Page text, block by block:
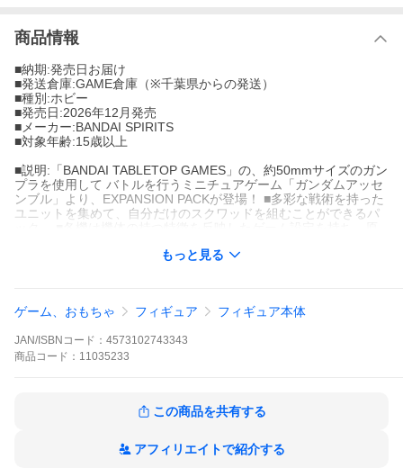
商品情報
■納期:発売日お届け
■発送倉庫:GAME倉庫（※千葉県からの発送）
■種別:ホビー
■発売日:2026年12月発売
■メーカー:BANDAI SPIRITS
■対象年齢:15歳以上
■説明:「BANDAI TABLETOP GAMES」の、約50mmサイズのガン
プラを使用して バトルを行うミニチュアゲーム「ガンダムアッセ
ンブル」より、EXPANSION PACKが登場！ ■多彩な戦術を持った
ユニットを集めて、自分だけのスクワッドを組むことができるパ
おもちゃ ホビー プラモデル プラスチックモデル アニメ キャラ ゲ
ーム キャラクター グッズ キャラプラ ガンプラ GUNDAM 機動戦
もっと見る
ゲーム、おもちゃ フィギュア フィギュア本体
JAN/ISBNコード： 4573102743343
商品 コード： 11035233
この商品を共有する
アフィリエイトで紹介する